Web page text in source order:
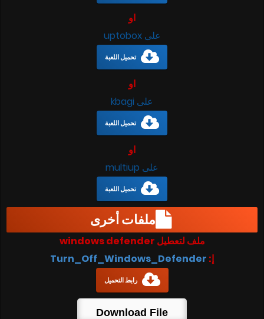
او
على uptobox
تحميل اللعبة
او
على kbagi
تحميل اللعبة
او
على multiup
تحميل اللعبة
ملفات أخرى
ملف لتعطيل windows defender
إ: Turn_Off_Windows_Defender
رابط التحميل
Download File